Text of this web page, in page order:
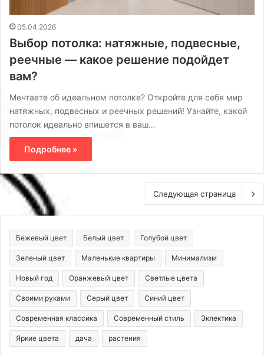
05.04.2026
Выбор потолка: натяжные, подвесные,
реечные — какое решение подойдет
вам?
Мечтаете об идеальном потолке? Откройте для себя мир
натяжных, подвесных и реечных решений! Узнайте, какой
потолок идеально впишется в ваш…
Подробнее »
Следующая страница
Бежевый цвет Белый цвет Голубой цвет
Зеленый цвет Маленькие квартиры Минимализм
Новый год Оранжевый цвет Светлые цвета
Своими руками Серый цвет Синий цвет
Современная классика Современный стиль Эклектика
Яркие цвета дача растения